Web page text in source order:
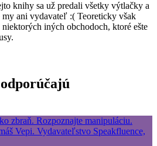
knihy sa už predali všetky výtlačky a
my ani vydavateľ :( Teoreticky však
iných obchodoch, ktoré ešte